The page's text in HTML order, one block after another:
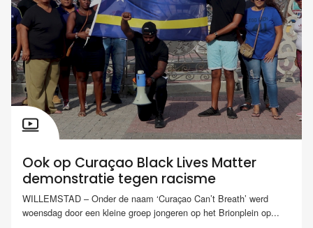
Ook op Curaçao Black Lives Matter
demonstratie tegen racisme
WILLEMSTAD – Onder de naam ‘Curaçao Can’t Breath’ werd
woensdag door een kleine groep jongeren op het Brionplein op...